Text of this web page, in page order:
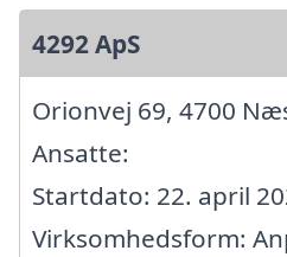
4292 ApS
Orionvej 69, 4700
Ansatte:
Startdato: 22. april
Virksomhedsform: